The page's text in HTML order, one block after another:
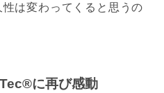
は変わってくると思うの
に再び感動